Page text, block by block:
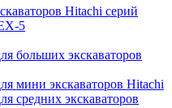
Hitachi серий
5
больших экскаваторов
мини экскаваторов Hitachi
средних экскаваторов